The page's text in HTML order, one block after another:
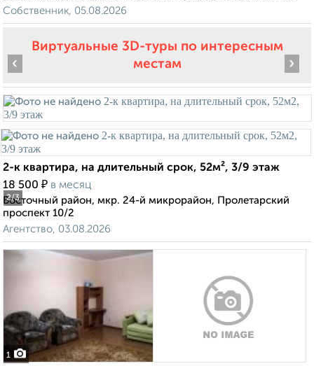
Собственник, 05.08.2026
Виртуальные 3D-туры по интересным
местам
2/3
‹ ›
2-к квартира, на длительный срок, 52м², 3/9 этаж
18 500 ₽ в месяц
Восточный район, мкр. 24-й микрорайон, Пролетарский
проспект 10/2
Агентство, 03.08.2026
1